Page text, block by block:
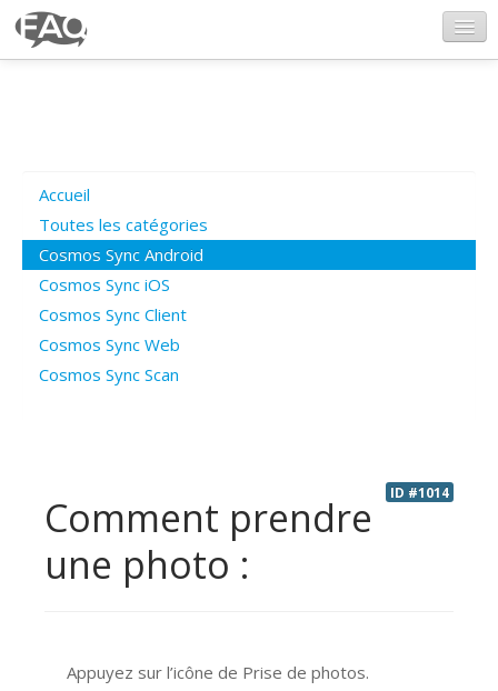
Poser une question
Questions ouvertes
Connexion
Accueil
Toutes les catégories
Cosmos Sync Android
Cosmos Sync iOS
Cosmos Sync Client
Cosmos Sync Web
Cosmos Sync Scan
ID #1014
Comment prendre
une photo :
Appuyez sur l’icône de Prise de photos.